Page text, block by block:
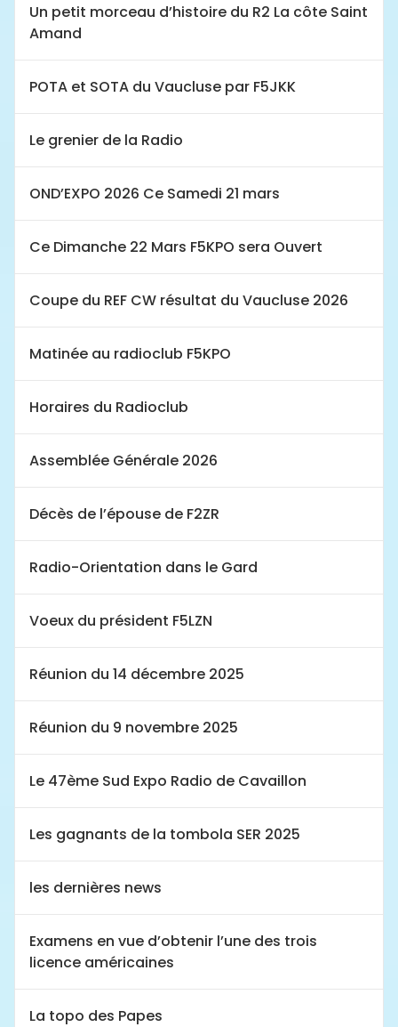
Un petit morceau d’histoire du R2 La côte Saint
Amand
POTA et SOTA du Vaucluse par F5JKK
Le grenier de la Radio
OND’EXPO 2026 Ce Samedi 21 mars
Ce Dimanche 22 Mars F5KPO sera Ouvert
Coupe du REF CW résultat du Vaucluse 2026
Matinée au radioclub F5KPO
Horaires du Radioclub
Assemblée Générale 2026
Décès de l’épouse de F2ZR
Radio-Orientation dans le Gard
Voeux du président F5LZN
Réunion du 14 décembre 2025
Réunion du 9 novembre 2025
Le 47ème Sud Expo Radio de Cavaillon
Les gagnants de la tombola SER 2025
les dernières news
Examens en vue d’obtenir l’une des trois
licence américaines
La topo des Papes